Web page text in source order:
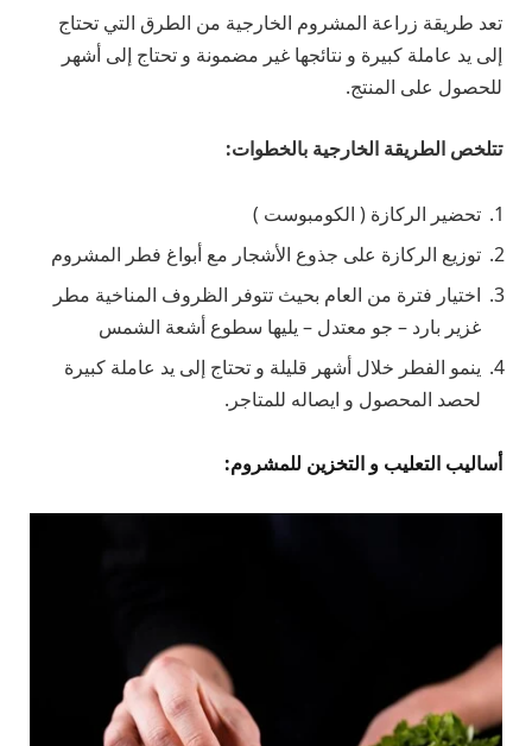
تعد طريقة زراعة المشروم الخارجية من الطرق التي تحتاج
إلى يد عاملة كبيرة و نتائجها غير مضمونة و تحتاج إلى أشهر
للحصول على المنتج.
تتلخص الطريقة الخارجية بالخطوات:
تحضير الركازة ( الكومبوست )
توزيع الركازة على جذوع الأشجار مع أبواغ فطر المشروم
اختيار فترة من العام بحيث تتوفر الظروف المناخية مطر
غزير بارد – جو معتدل – يليها سطوع أشعة الشمس
ينمو الفطر خلال أشهر قليلة و تحتاج إلى يد عاملة كبيرة
لحصد المحصول و ايصاله للمتاجر.
أساليب التعليب و التخزين للمشروم: